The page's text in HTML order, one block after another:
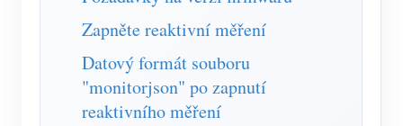
Simulátor IAMMETER
Virtuální měřič
Systém energetického předpovídání a simulace
Aplikace
Zapněte reaktivní měření
Datový formát souboru
"monitorjson" po zapnutí
reaktivního měření